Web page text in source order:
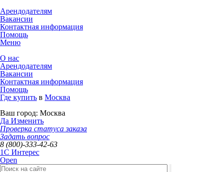
Арендодателям
Вакансии
Контактная информация
Помощь
Меню
О нас
Арендодателям
Вакансии
Контактная информация
Помощь
Где купить в Москва
Ваш город: Москва
Да Изменить
Проверка статуса заказа
Задать вопрос
8 (800)-333-42-63
1C Интерес
Open